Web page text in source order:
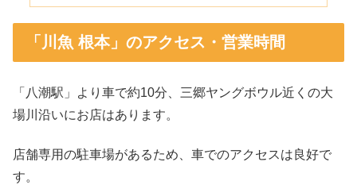
「川魚 根本」のアクセス・営業時間
「八潮駅」より車で約10分、三郷ヤングボウル近くの大
場川沿いにお店はあります。
店舗専用の駐車場があるため、車でのアクセスは良好で
す。